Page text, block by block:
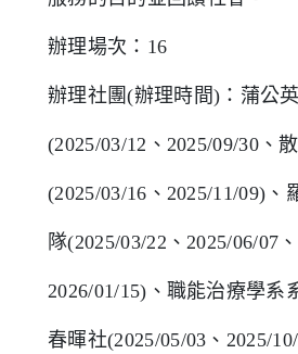
辦理場次：16
辦理社團(辦理時間)：蒲公
(2025/03/12、2025/09/30、
(2025/03/16、2025/11/09)
隊(2025/03/22、2025/06/07
2026/01/15)、職能治療學系
春暉社(2025/05/03、2025/